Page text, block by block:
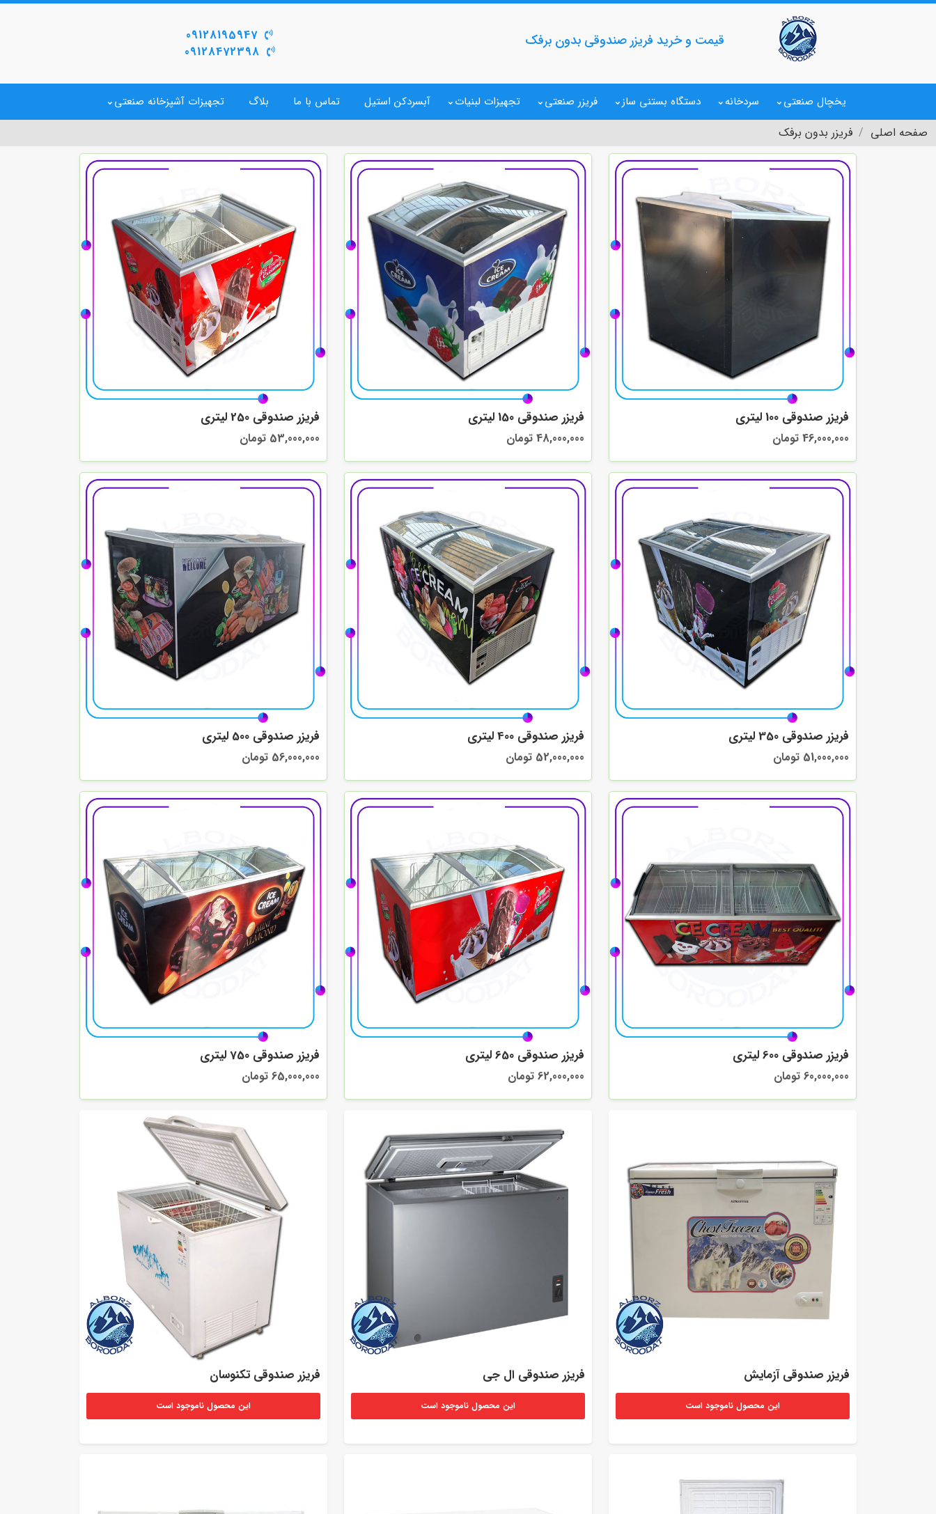
قیمت و خرید فریزر صندوقی بدون برفک
09128195947
09128472398
یخچال صنعتی سردخانه دستگاه بستنی ساز فریزر صنعتی تجهیزات لبنیات آبسردکن استیل تماس با ما بلاگ تجهیزات آشپزخانه صنعتی
صفحه اصلی فریزر بدون برفک
فریزر صندوقی 100 لیتری
46,000,000 تومان
فریزر صندوقی 150 لیتری
48,000,000 تومان
فریزر صندوقی 250 لیتری
53,000,000 تومان
فریزر صندوقی 350 لیتری
51,000,000 تومان
فریزر صندوقی 400 لیتری
52,000,000 تومان
فریزر صندوقی 500 لیتری
56,000,000 تومان
فریزر صندوقی 600 لیتری
60,000,000 تومان
فریزر صندوقی 650 لیتری
62,000,000 تومان
فریزر صندوقی 750 لیتری
65,000,000 تومان
فریزر صندوقی آزمایش
این محصول ناموجود است
فریزر صندوقی ال جی
این محصول ناموجود است
فریزر صندوقی تکنوسان
این محصول ناموجود است